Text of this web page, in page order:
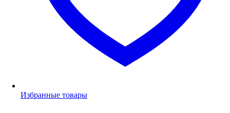
Избранные товары